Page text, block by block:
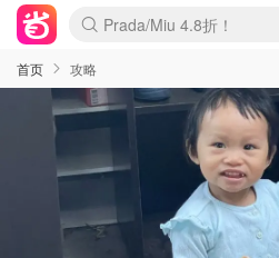
Prada/Miu 4.8折！
首页 攻略